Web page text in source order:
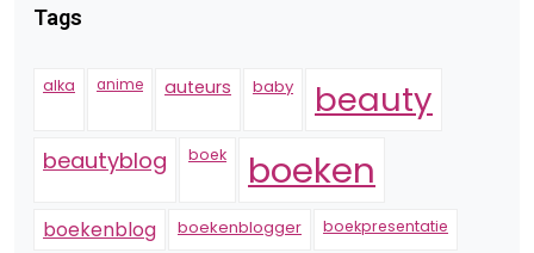
Tags
alka anime auteurs baby beauty
beautyblog boek boeken
boekenblog boekenblogger boekpresentatie